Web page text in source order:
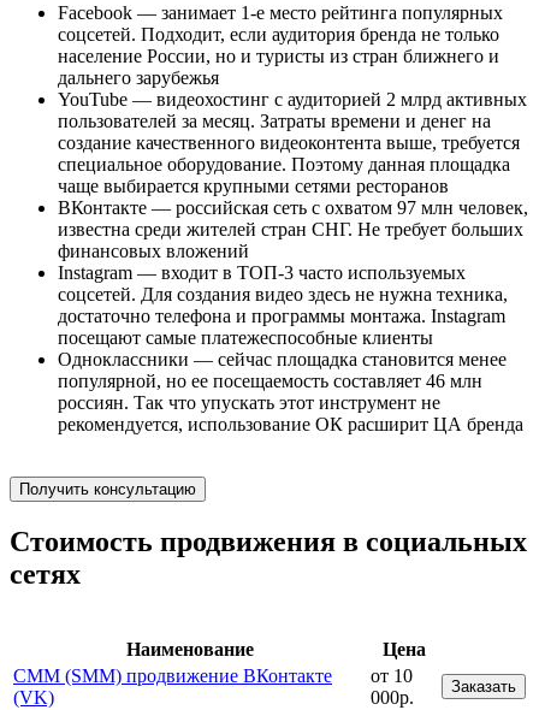
Facebook — занимает 1-е место рейтинга популярных
соцсетей. Подходит, если аудитория бренда не только
население России, но и туристы из стран ближнего и
дальнего зарубежья
YouTube — видеохостинг с аудиторией 2 млрд активных
пользователей за месяц. Затраты времени и денег на
создание качественного видеоконтента выше, требуется
специальное оборудование. Поэтому данная площадка
чаще выбирается крупными сетями ресторанов
ВКонтакте — российская сеть с охватом 97 млн человек,
известна среди жителей стран СНГ. Не требует больших
финансовых вложений
Instagram — входит в ТОП-3 часто используемых
соцсетей. Для создания видео здесь не нужна техника,
достаточно телефона и программы монтажа. Instagram
посещают самые платежеспособные клиенты
Одноклассники — сейчас площадка становится менее
популярной, но ее посещаемость составляет 46 млн
россиян. Так что упускать этот инструмент не
рекомендуется, использование ОК расширит ЦА бренда
Получить консультацию
Стоимость продвижения в социальных
сетях
Наименование
Цена
СММ (SMM) продвижение ВКонтакте
(VK)
от 10
000р.
Заказать